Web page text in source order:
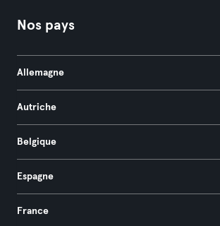
Nos pays
Allemagne
Autriche
Belgique
Espagne
France